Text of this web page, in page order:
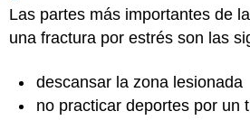
Las partes más importantes de
una fractura por estrés son las
descansar la zona lesionada
no practicar deportes por un